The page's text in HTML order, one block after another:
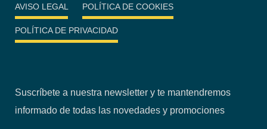
AVISO LEGAL POLÍTICA DE COOKIES
POLÍTICA DE PRIVACIDAD
Suscríbete a nuestra newsletter y te mantendremos
informado de todas las novedades y promociones